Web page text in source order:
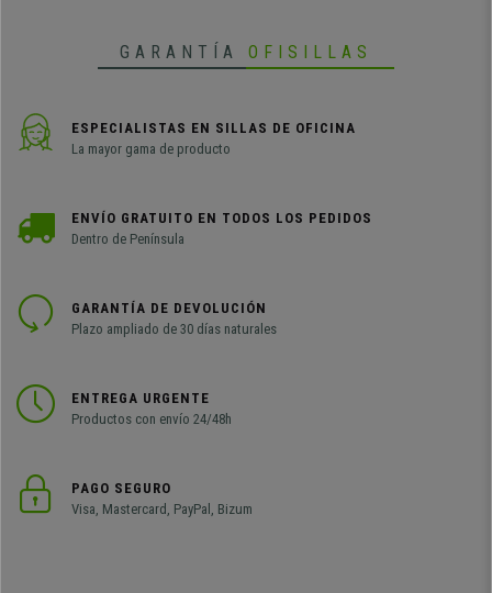
GARANTÍA OFISILLAS
ESPECIALISTAS EN SILLAS DE OFICINA
La mayor gama de producto
ENVÍO GRATUITO EN TODOS LOS PEDIDOS
Dentro de Península
GARANTÍA DE DEVOLUCIÓN
Plazo ampliado de 30 días naturales
ENTREGA URGENTE
Productos con envío 24/48h
PAGO SEGURO
Visa, Mastercard, PayPal, Bizum